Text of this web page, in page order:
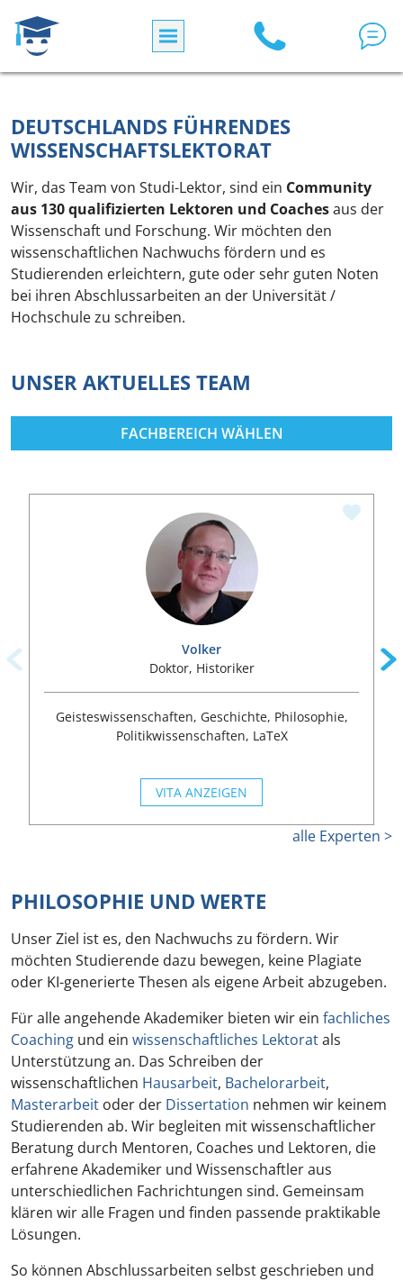
DEUTSCHLANDS FÜHRENDES
WISSENSCHAFTSLEKTORAT
Wir, das Team von Studi-Lektor, sind ein Community
aus 130 qualifizierten Lektoren und Coachesaus der
Wissenschaft und Forschung. Wir möchten den
wissenschaftlichen Nachwuchs fördern und es
Studierenden erleichtern, gute oder sehr guten Noten
bei ihren Abschlussarbeiten an der Universität /
Hochschule zu schreiben.
UNSER AKTUELLES TEAM
FACHBEREICH WÄHLEN
Volker
Doktor, Historiker
Geisteswissenschaften, Geschichte, Philosophie,
Politikwissenschaften, LaTeX
VITA ANZEIGEN
alle Experten >
PHILOSOPHIE UND WERTE
Unser Ziel ist es, den Nachwuchs zu fördern. Wir
möchten Studierende dazu bewegen, keine Plagiate
oder KI-generierte Thesen als eigene Arbeit abzugeben.
Für alle angehende Akademiker bieten wir ein fachliches
Coaching und ein wissenschaftliches Lektoratals
Unterstützung an. Das Schreiben der
wissenschaftlichen Hausarbeit, Bachelorarbeit,
Masterarbeit oder der Dissertation nehmen wir keinem
Studierenden ab. Wir begleiten mit wissenschaftlicher
Beratung durch Mentoren, Coaches und Lektoren, die
erfahrene Akademiker und Wissenschaftler aus
unterschiedlichen Fachrichtungen sind. Gemeinsam
klären wir alle Fragen und finden passende praktikable
Lösungen.
So können Abschlussarbeiten selbst geschrieben und